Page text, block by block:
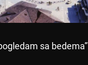
sa bedema”